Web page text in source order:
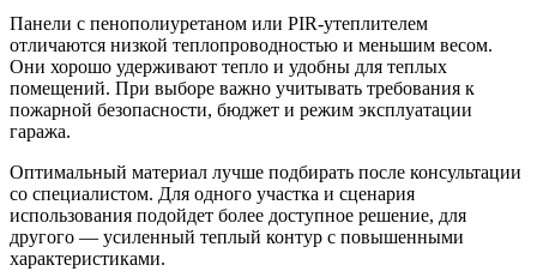
Панели с пенополиуретаном или PIR-утеплителем
отличаются низкой теплопроводностью и меньшим весом.
Они хорошо удерживают тепло и удобны для теплых
помещений. При выборе важно учитывать требования к
пожарной безопасности, бюджет и режим эксплуатации
гаража.
Оптимальный материал лучше подбирать после консультации
со специалистом. Для одного участка и сценария
использования подойдет более доступное решение, для
другого — усиленный теплый контур с повышенными
характеристиками.